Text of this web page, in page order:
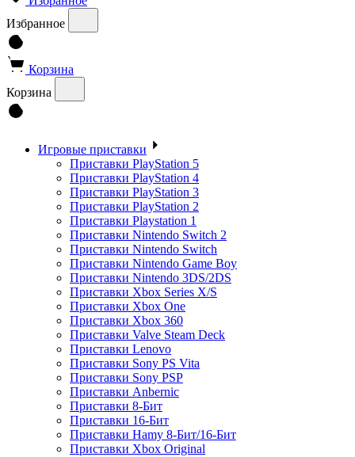
Избранное
Корзина
Корзина
Игровые приставки
Приставки PlayStation 5
Приставки PlayStation 4
Приставки PlayStation 3
Приставки PlayStation 2
Приставки Playstation 1
Приставки Nintendo Switch 2
Приставки Nintendo Switch
Приставки Nintendo Game Boy
Приставки Nintendo 3DS/2DS
Приставки Xbox Series X/S
Приставки Xbox One
Приставки Xbox 360
Приставки Valve Steam Deck
Приставки Lenovo
Приставки Sony PS Vita
Приставки Sony PSP
Приставки Anbernic
Приставки 8-Бит
Приставки 16-Бит
Приставки Hamy 8-Бит/16-Бит
Приставки Xbox Original